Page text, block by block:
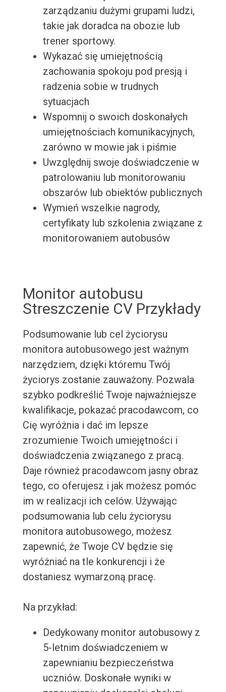
zarządzaniu dużymi grupami ludzi,
takie jak doradca na obozie lub
trener sportowy.
Wykazać się umiejętnością
zachowania spokoju pod presją i
radzenia sobie w trudnych
sytuacjach
Wspomnij o swoich doskonałych
umiejętnościach komunikacyjnych,
zarówno w mowie jak i piśmie
Uwzględnij swoje doświadczenie w
patrolowaniu lub monitorowaniu
obszarów lub obiektów publicznych
Wymień wszelkie nagrody,
certyfikaty lub szkolenia związane z
monitorowaniem autobusów
Monitor autobusu
Streszczenie CV Przykłady
Podsumowanie lub cel życiorysu
monitora autobusowego jest ważnym
narzędziem, dzięki któremu Twój
życiorys zostanie zauważony. Pozwala
szybko podkreślić Twoje najważniejsze
kwalifikacje, pokazać pracodawcom, co
Cię wyróżnia i dać im lepsze
zrozumienie Twoich umiejętności i
doświadczenia związanego z pracą.
Daje również pracodawcom jasny obraz
tego, co oferujesz i jak możesz pomóc
im w realizacji ich celów. Używając
podsumowania lub celu życiorysu
monitora autobusowego, możesz
zapewnić, że Twoje CV będzie się
wyróżniać na tle konkurencji i że
dostaniesz wymarzoną pracę.
Na przykład:
Dedykowany monitor autobusowy z
5-letnim doświadczeniem w
zapewnianiu bezpieczeństwa
uczniów. Doskonałe wyniki w